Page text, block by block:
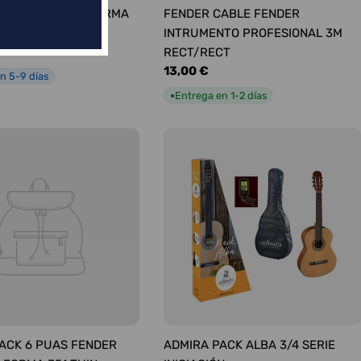
SURTIDAS FORMA
5-9 días
FENDER CABLE FENDER
INTRUMENTO PROFESIONAL 3M
RECT/RECT
Precio
13,00 €
●Entrega en 1-2 días
6 PUAS FENDER
ADMIRA PACK ALBA 3/4 SERIE